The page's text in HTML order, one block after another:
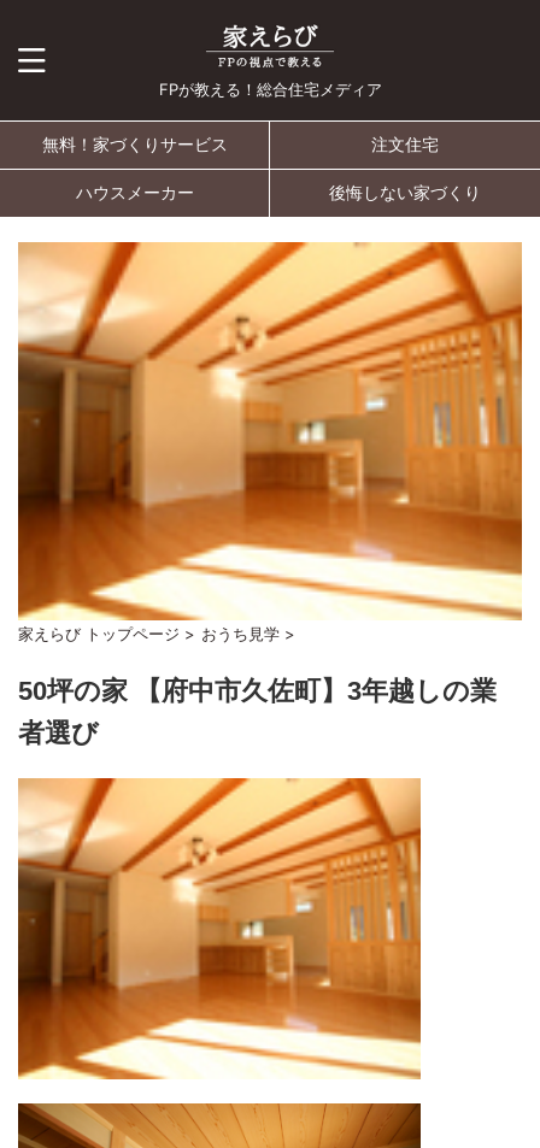
FPが教える！総合住宅メディア
無料！家づくりサービス 注文住宅
ハウスメーカー 後悔しない家づくり
家えらび トップページ > おうち見学 >
50坪の家 【府中市久佐町】3年越しの業
者選び